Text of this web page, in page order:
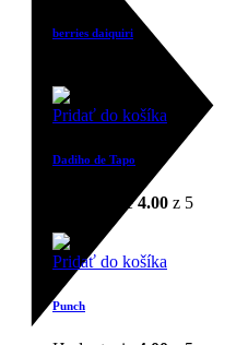
berries daiquiri
Pridať do košíka
Dadiho de Tapo
Hodnotenie4.00 z 5
Pridať do košíka
Punch